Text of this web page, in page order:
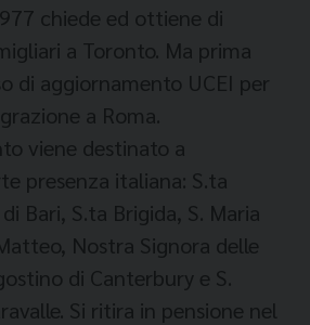
chiede ed ottiene di
a Toronto. Ma prima
di aggiornamento UCEI per
a Roma.
viene destinato a
presenza italiana: S.ta
Bari, S.ta Brigida, S. Maria
Nostra Signora delle
di Canterbury e S.
Si ritira in pensione nel